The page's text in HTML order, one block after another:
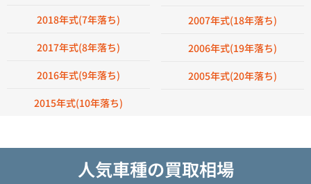
2018年式(7年落ち)
2017年式(8年落ち)
2016年式(9年落ち)
2015年式(10年落ち)
2007年式(18年落ち)
2006年式(19年落ち)
2005年式(20年落ち)
人気車種の買取相場